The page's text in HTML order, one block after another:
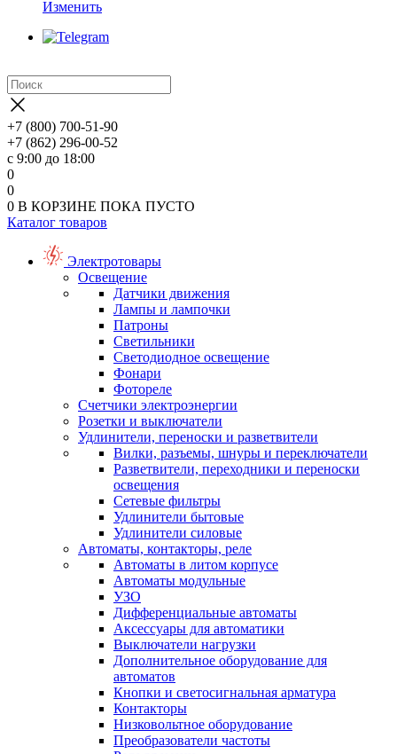
Изменить
+7 (800) 700-51-90
+7 (862) 296-00-52
с 9:00 до 18:00
0
0
0 В КОРЗИНЕ ПОКА ПУСТО
Каталог товаров
Электротовары
Освещение
Датчики движения
Лампы и лампочки
Патроны
Светильники
Светодиодное освещение
Фонари
Фотореле
Счетчики электроэнергии
Розетки и выключатели
Удлинители, переноски и разветвители
Вилки, разъемы, шнуры и переключатели
Разветвители, переходники и переноски
освещения
Сетевые фильтры
Удлинители бытовые
Удлинители силовые
Автоматы, контакторы, реле
Автоматы в литом корпусе
Автоматы модульные
УЗО
Дифференциальные автоматы
Аксессуары для автоматики
Выключатели нагрузки
Дополнительное оборудование для
автоматов
Кнопки и светосигнальная арматура
Контакторы
Низковольтное оборудование
Преобразователи частоты